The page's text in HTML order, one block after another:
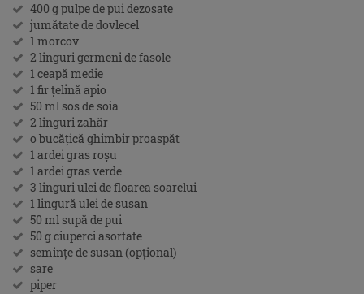
400 g pulpe de pui dezosate
jumătate de dovlecel
1 morcov
2 linguri germeni de fasole
1 ceapă medie
1 fir țelină apio
50 ml sos de soia
2 linguri zahăr
o bucățică ghimbir proaspăt
1 ardei gras roșu
1 ardei gras verde
3 linguri ulei de floarea soarelui
1 lingură ulei de susan
50 ml supă de pui
50 g ciuperci asortate
semințe de susan (opțional)
sare
piper